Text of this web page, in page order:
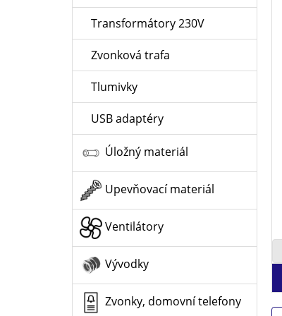
Transformátory 230V
Zvonková trafa
Tlumivky
USB adaptéry
Úložný materiál
Upevňovací materiál
Ventilátory
Vývodky
Zvonky, domovní telefony